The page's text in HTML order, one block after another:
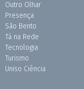
Outro Olhar
Presença
São Bento
Tá na Rede
Tecnologia
Turismo
Uniso Ciência